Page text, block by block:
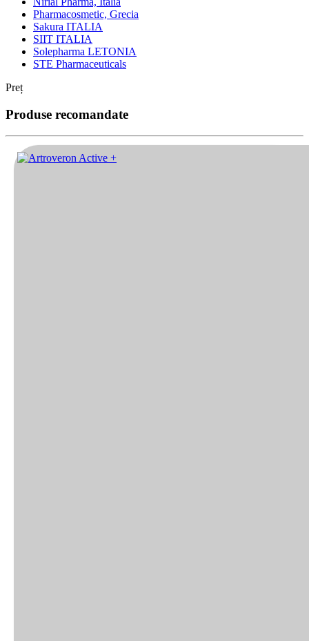
Pharmacosmetic, Grecia
Sakura ITALIA
SIIT ITALIA
Solepharma LETONIA
STE Pharmaceuticals
Preț
Produse recomandate